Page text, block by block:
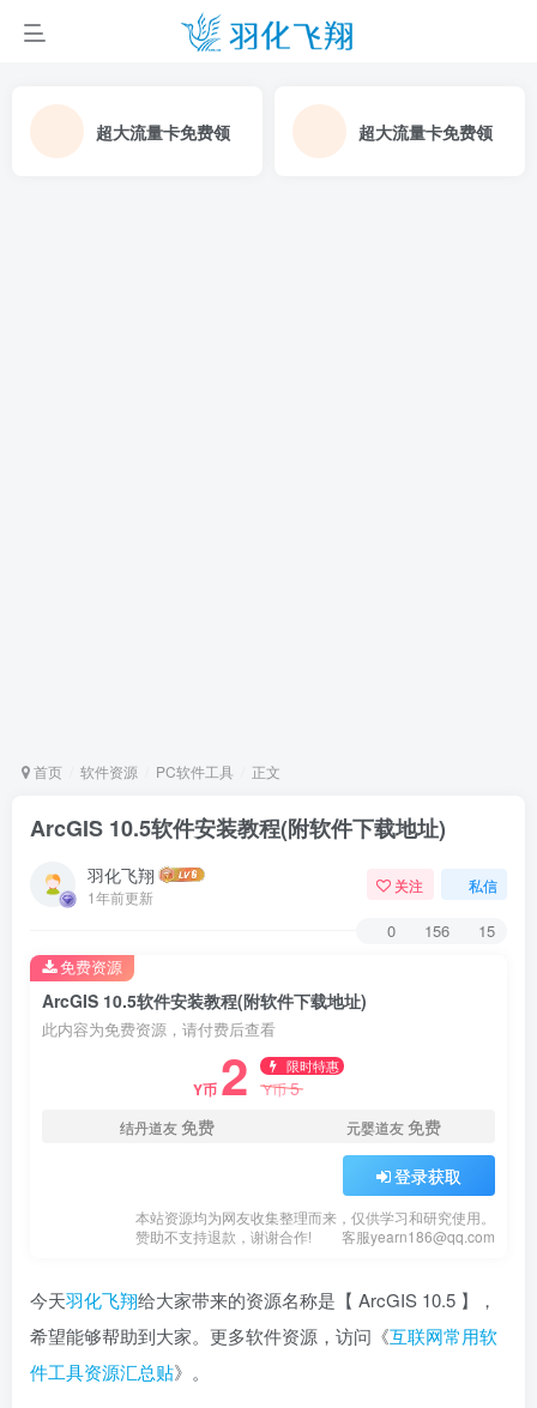
超大流量卡免费领 超大流量卡免费领
首页 软件资源 PC软件工具 正文
ArcGIS 10.5软件安装教程(附软件下载地址)
羽化飞翔
1年前更新
关注 私信
0 156 15
ArcGIS 10.5软件安装教程(附软件下载地址)
此内容为免费资源，请付费后查看
Y币 2 限时特惠
Y币5
结丹道友免费 元婴道友免费
登录获取
本站资源均为网友收集整理而来，仅供学习和研究使用。
赞助不支持退款，谢谢合作!
客服yearn186@qq.com
免费资源
今天羽化飞翔给大家带来的资源名称是【 ArcGIS 10.5 】，
希望能够帮助到大家。更多软件资源，访问《互联网常用软
件工具资源汇总贴》。